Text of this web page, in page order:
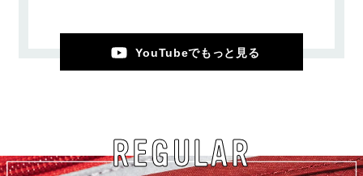
YouTubeでもっと見る
REGULAR